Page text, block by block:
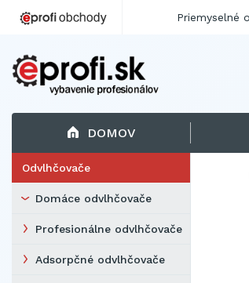
DOMOV
Odvlhčovače
Domáce odvlhčovače
Profesionálne odvlhčovače
Adsorpčné odvlhčovače
Priemyselné